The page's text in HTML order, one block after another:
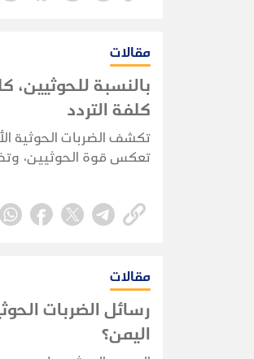
مقالات
بالنسبة
كلفة التردد
تكشف الضربات الحوثية
تعكس قوة الحوثيين،
مقالات
رسائل الضربات
اليمن؟